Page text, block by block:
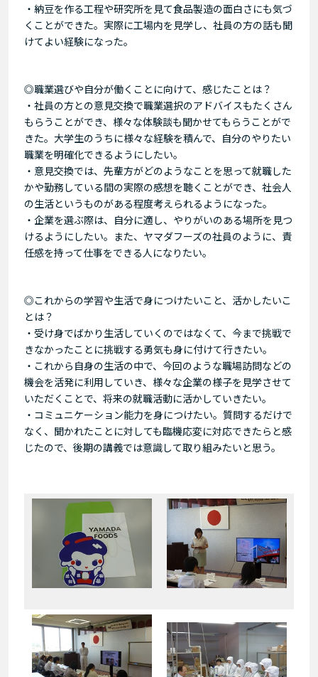
・納豆を作る工程や研究所を見て食品製造の面白さにも気づ
くことができた。実際に工場内を見学し、社員の方の話も聞
けてよい経験になった。
◎職業選びや自分が働くことに向けて、感じたことは？
・社員の方との意見交換で職業選択のアドバイスもたくさん
もらうことができ、様々な体験談も聞かせてもらうことがで
きた。大学生のうちに様々な経験を積んで、自分のやりたい
職業を明確化できるようにしたい。
・意見交換では、先輩方がどのようなことを思って就職した
かや勤務している間の実際の感想を聴くことができ、社会人
の生活というものがある程度考えられるようになった。
・企業を選ぶ際は、自分に適し、やりがいのある場所を見つ
けるようにしたい。また、ヤマダフーズの社員のように、責
任感を持って仕事をできる人になりたい。
◎これからの学習や生活で身につけたいこと、活かしたいこ
とは？
・受け身でばかり生活していくのではなくて、今まで挑戦で
きなかったことに挑戦する勇気も身に付けて行きたい。
・これから自身の生活の中で、今回のような職場訪問などの
機会を活発に利用していき、様々な企業の様子を見学させて
いただくことで、将来の就職活動に活かしていきたい。
・コミュニケーション能力を身につけたい。質問するだけで
なく、聞かれたことに対しても臨機応変に対応できたらと感
じたので、後期の講義では意識して取り組みたいと思う。